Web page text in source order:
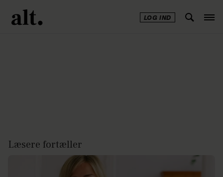
LOG IND
Læsere fortæller